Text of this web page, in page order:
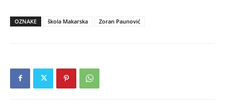
OZNAKE škola Makarska Zoran Paunović